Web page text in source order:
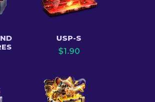
USP-S
$1.90